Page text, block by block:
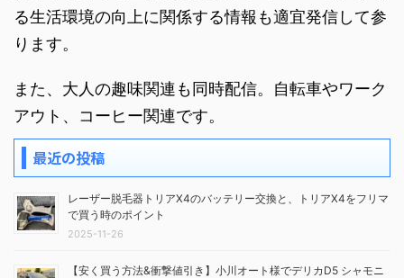
る生活環境の向上に関係する情報も適宜発信して参
ります。
また、大人の趣味関連も同時配信。自転車やワーク
アウト、コーヒー関連です。
最近の投稿
レーザー脱毛器トリアX4のバッテリー交換と、トリアX4をフリマ
で買う時のポイント
2025-11-26
【安く買う方法&衝撃値引き】小川オート様でデリカD5 シャモニ